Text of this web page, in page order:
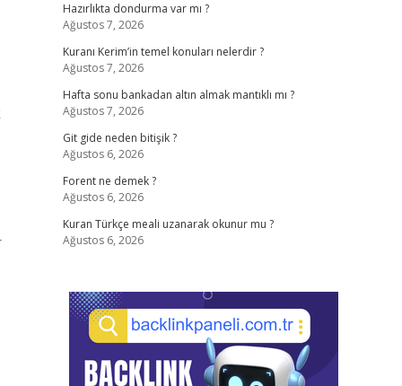
Hazırlıkta dondurma var mı ?
Ağustos 7, 2026
Kuranı Kerim’in temel konuları nelerdir ?
Ağustos 7, 2026
Hafta sonu bankadan altın almak mantıklı mı ?
Ağustos 7, 2026
Git gide neden bitişik ?
Ağustos 6, 2026
Forent ne demek ?
Ağustos 6, 2026
Kuran Türkçe meali uzanarak okunur mu ?
Ağustos 6, 2026